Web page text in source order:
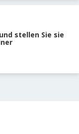
stellen Sie sie